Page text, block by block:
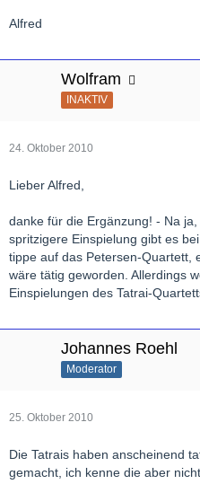
Alfred
Wolfram
INAKTIV
24. Oktober 2010
Lieber Alfred,
danke für die Ergänzung! - Na
spritzigere Einspielung gibt es
tippe auf das Petersen-Quartett,
wäre tätig geworden. Allerdings
Einspielungen des Tatrai-
Johannes Roehl
Moderator
25. Oktober 2010
Die Tatrais haben anscheinend
gemacht, ich kenne die aber